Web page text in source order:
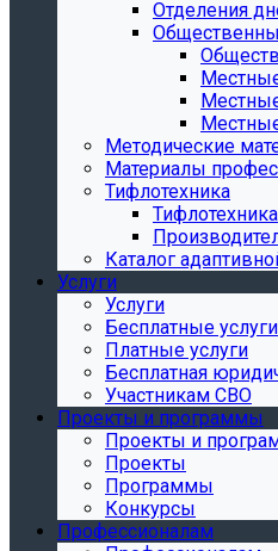
Отделения
Методические
Материалы
Тифлотехника
Тифлотехника
Каталог
Услуги
Услуги
Бесплатные услуги
Платные услуги
Бесплатная
Участникам СВО
Проекты и программы
Проекты и
Проекты
Программы
Конкурсы
Профессионалам